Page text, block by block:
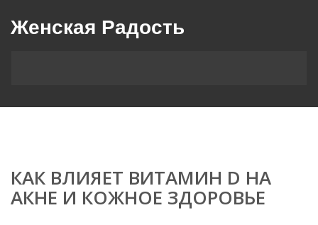
Женская Радость
КАК ВЛИЯЕТ ВИТАМИН D НА
АКНЕ И КОЖНОЕ ЗДОРОВЬЕ